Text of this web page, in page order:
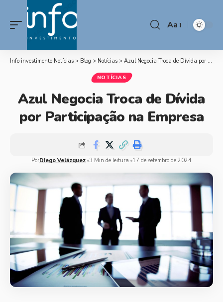
Aa
Info investimento Notícias > Blog > Notícias > Azul Negocia Troca de Dívida por Participação na Empresa
NOTÍCIAS
Azul Negocia Troca de Dívida
por Participação na Empresa
PorDiego Velázquez 3 Min de leitura 17 de setembro de 2024